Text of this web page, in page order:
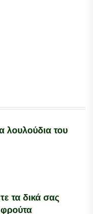
λουλούδια του
τα δικά σας